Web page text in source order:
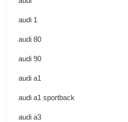
audi 1
audi 80
audi 90
audi a1
audi a1 sportback
audi a3